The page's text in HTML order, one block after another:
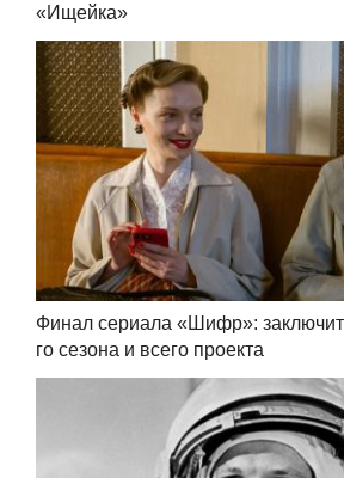
«Ищейка»
Финал сериала «Шифр»:
го сезона и всего проекта